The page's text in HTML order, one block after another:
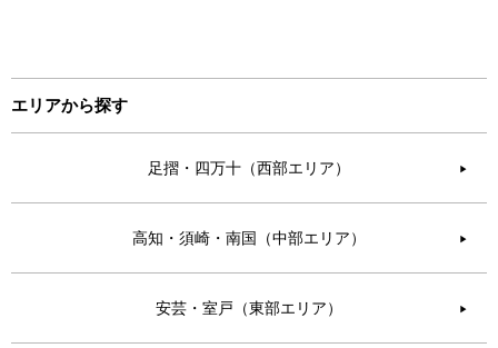
エリアから探す
足摺・四万十（西部エリア） ▶︎
高知・須崎・南国（中部エリア） ▶︎
安芸・室戸（東部エリア） ▶︎